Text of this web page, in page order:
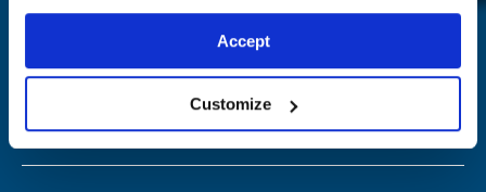
Accept
Customize
FPE Seals Ltd
Co Durham,
DL1 4WF